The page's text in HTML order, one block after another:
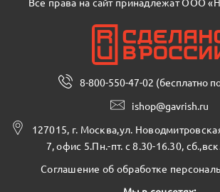
8-800-550-47-02 (бесплатно
ishop@gavrish.ru
127015, г. Москва,ул.
7, офис 5.Пн.-пт. с 8.30-16.30,
Соглашение об обработке